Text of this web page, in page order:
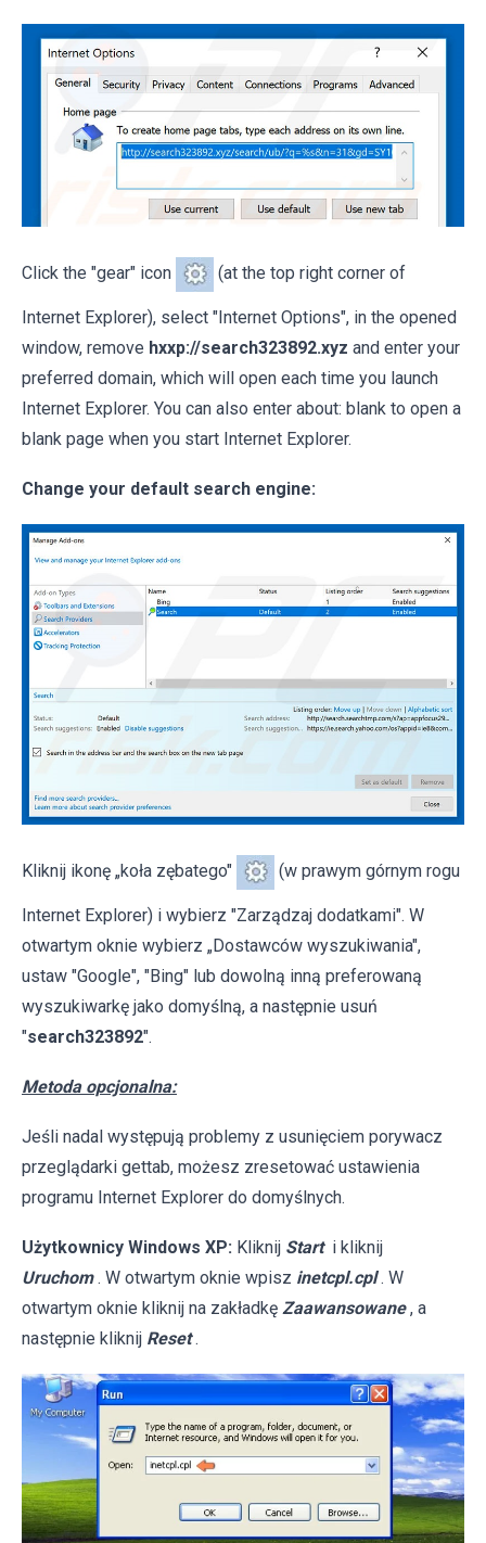
Click the "gear" icon (at the top right corner of
Internet Explorer), select "Internet Options", in the opened
window, remove hxxp://search323892.xyz and enter your
preferred domain, which will open each time you launch
Internet Explorer. You can also enter about: blank to open a
blank page when you start Internet Explorer.
Change your default search engine:
Kliknij ikonę „koła zębatego" (w prawym górnym rogu
Internet Explorer) i wybierz "Zarządzaj dodatkami". W
otwartym oknie wybierz „Dostawców wyszukiwania",
ustaw "Google", "Bing" lub dowolną inną preferowaną
wyszukiwarkę jako domyślną, a następnie usuń
"search323892".
Metoda opcjonalna:
Jeśli nadal występują problemy z usunięciem porywacz
przeglądarki gettab, możesz zresetować ustawienia
programu Internet Explorer do domyślnych.
Użytkownicy Windows XP: Kliknij Start i kliknij
Uruchom . W otwartym oknie wpisz inetcpl.cpl . W
otwartym oknie kliknij na zakładkę Zaawansowane , a
następnie kliknij Reset .